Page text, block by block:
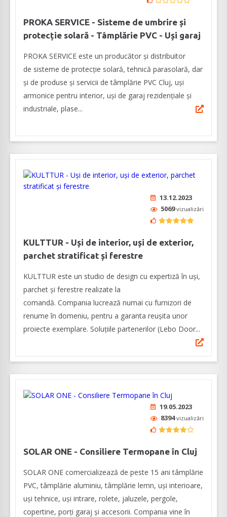
PROKA SERVICE - Sisteme de umbrire și
protecție solară - Tâmplărie PVC - Uși garaj
PROKA SERVICE este un producător și distribuitor
de sisteme de protecție solară, tehnică parasolară, dar
și de produse și servicii de tâmplărie PVC Cluj, uși
armonice pentru interior, uși de garaj rezidențiale și
industriale, plase...
13.12.2023
5069vizualizări
KULTTUR - Uși de interior, uși de exterior,
parchet stratificat și ferestre
KULTTUR este un studio de design cu expertiză în uși,
parchet și ferestre realizate la
comandă. Compania lucrează numai cu furnizori de
renume în domeniu, pentru a garanta reușita unor
proiecte exemplare. Soluțiile partenerilor (Lebo Door...
19.05.2023
8394vizualizări
SOLAR ONE - Consiliere Termopane în Cluj
SOLAR ONE comercializează de peste 15 ani tâmplărie
PVC, tâmplărie aluminiu, tâmplărie lemn, uși interioare,
uși tehnice, uși intrare, rolete, jaluzele, pergole,
copertine, porți garaj și accesorii. Compania vine în